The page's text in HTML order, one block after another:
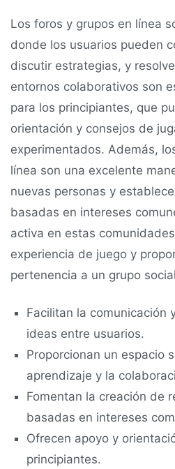
Los foros y grupos en línea
donde los usuarios pueden
discutir estrategias, y
entornos colaborativos son
para los principiantes, que
orientación y consejos de
experimentados. Además,
línea son una excelente
nuevas personas y
basadas en intereses
activa en estas
experiencia de juego y
pertenencia a un grupo
Facilitan la comunicación
ideas entre usuarios.
Proporcionan un espacio
aprendizaje y la
Fomentan la creación de
basadas en intereses
Ofrecen apoyo y
principiantes.